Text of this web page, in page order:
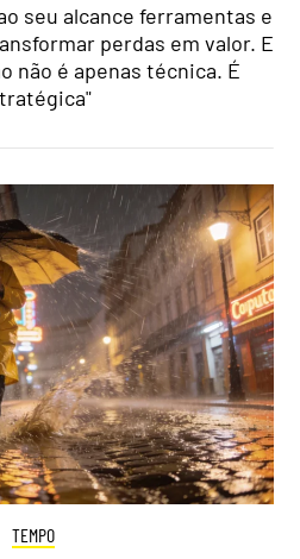
seu alcance ferramentas e
perdas em valor. E
não é apenas técnica. É
TEMPO